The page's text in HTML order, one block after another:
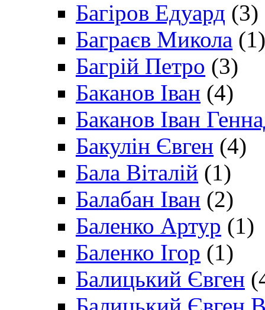
Багіров Едуард (3)
Баграєв Микола (1)
Багрій Петро (3)
Баканов Іван (4)
Баканов Іван
Бакулін Євген (4)
Бала Віталій (1)
Балабан Іван (2)
Баленко Артур (1)
Баленко Ігор (1)
Балицький Євген